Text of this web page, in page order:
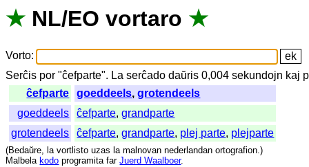
★ NL/EO vortaro ★
Vorto:
Serĉis por "ĉefparte". La serĉado daŭris 0,004sekundojn kaj
ĉefparte
goeddeels,grotendeels
goeddeels
ĉefparte,grandparte
grotendeels
ĉefparte,grandparte, plej parte, plejparte
(Bedaŭre, la vortlisto uzas la malnovan nederlandan ortografion.)
Malbela kodo programita far Juerd Waalboer.